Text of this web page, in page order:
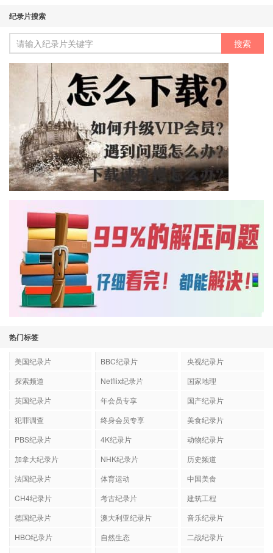
纪录片搜索
热门标签
美国纪录片 BBC纪录片
央视纪录片
探索频道
Netflix纪录片
国家地理
英国纪录片
年会员专享
国产纪录片
犯罪调查
终身会员专享
美食纪录片
PBS纪录片
4K纪录片
动物纪录片
加拿大纪录片
NHK纪录片
历史频道
法国纪录片
体育运动
中国美食
CH4纪录片
考古纪录片
建筑工程
德国纪录片
澳大利亚纪录片
音乐纪录片
HBO纪录片
自然生态
二战纪录片